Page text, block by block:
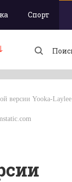
Спорт
версии Yooka-Laylee